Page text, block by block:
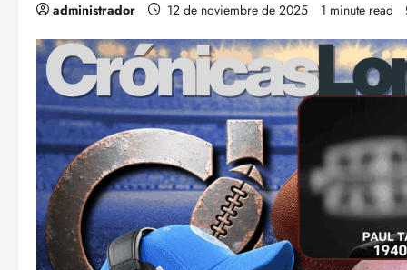
administrador 12 de noviembre de 2025 1 minute read